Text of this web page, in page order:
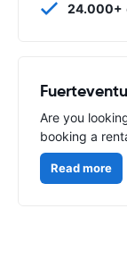
24.000+
Are you
booking a
Read more